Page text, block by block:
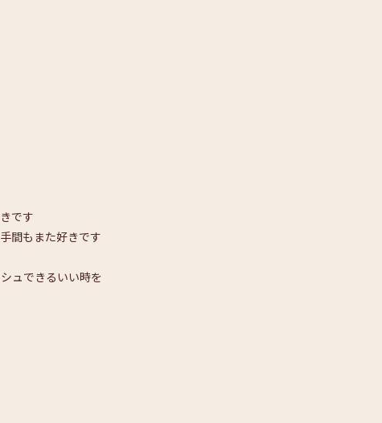
です
間もまた好きです
ュできるいい時を